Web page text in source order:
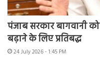
पंजाब सरकार बागवानी
बढ़ाने के लिए प्रतिबद्ध
24 July 2026 - 1:45 PM